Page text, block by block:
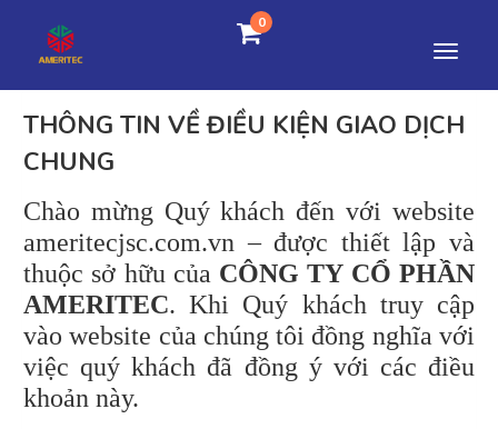
0
THÔNG TIN VỀ ĐIỀU KIỆN GIAO DỊCH
CHUNG
Chào mừng Quý khách đến với website
ameritecjsc.com.vn – được thiết lập và
thuộc sở hữu của CÔNG TY CỔ PHẦN
AMERITEC. Khi Quý khách truy cập
vào website của chúng tôi đồng nghĩa với
việc quý khách đã đồng ý với các điều
khoản này.